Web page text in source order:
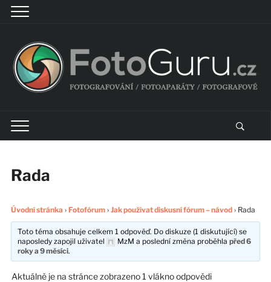
Rada
Úvodní stránka › Fotofórum › Jak používat diskusní fórum – návod › Rada
Toto téma obsahuje celkem 1 odpověď. Do diskuze (1 diskutující) se
naposledy zapojil uživatel
MzM a poslední změna proběhlapřed 6
roky a 9 měsíci.
Aktuálně je na stránce zobrazeno 1 vlákno odpovědi